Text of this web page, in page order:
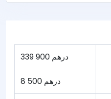
339 900 درهم
8 500 درهم